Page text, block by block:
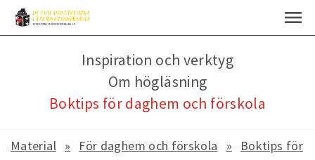
Material För daghem och förskola Boktips för
Inspiration och verktyg
Om högläsning
Boktips för daghem och förskola